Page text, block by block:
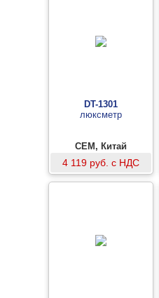
DT-1301
люксметр
CEM, Китай
4 119 руб. с НДС